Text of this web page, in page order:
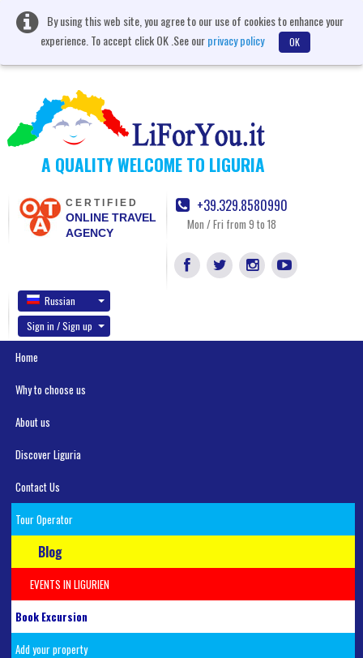
By using this web site, you agree to our use of cookies to enhance your
experience. To accept click OK .See ourprivacy policy OK
A QUALITY WELCOME TO LIGURIA
CERTIFIED
ONLINE TRAVEL
AGENCY
+39.329.8580990
Mon / Fri from 9 to 18
Russian
Sign in / Sign up
Home
Why to choose us
About us
Discover Liguria
Contact Us
Tour Operator
Blog
EVENTS IN LIGURIEN
Book Excursion
Add your property